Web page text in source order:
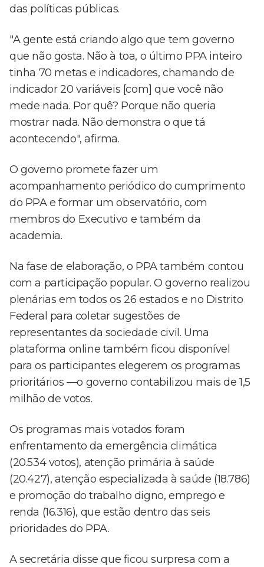
das políticas públicas.
"A gente está criando algo que tem governo
que não gosta. Não à toa, o último PPA inteiro
tinha 70 metas e indicadores, chamando de
indicador 20 variáveis [com] que você não
mede nada. Por quê? Porque não queria
mostrar nada. Não demonstra o que tá
acontecendo", afirma.
O governo promete fazer um
acompanhamento periódico do cumprimento
do PPA e formar um observatório, com
membros do Executivo e também da
academia.
Na fase de elaboração, o PPA também contou
com a participação popular. O governo realizou
plenárias em todos os 26 estados e no Distrito
Federal para coletar sugestões de
representantes da sociedade civil. Uma
plataforma online também ficou disponível
para os participantes elegerem os programas
prioritários —o governo contabilizou mais de 1,5
milhão de votos.
Os programas mais votados foram
enfrentamento da emergência climática
(20.534 votos), atenção primária à saúde
(20.427), atenção especializada à saúde (18.786)
e promoção do trabalho digno, emprego e
renda (16.316), que estão dentro das seis
prioridades do PPA.
A secretária disse que ficou surpresa com a